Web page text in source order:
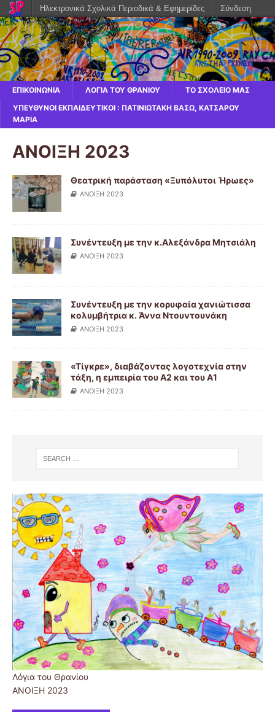
ΕΠΙΚΟΙΝΩΝΙΑ ΛΌΓΙΑ ΤΟΥ ΘΡΑΝΊΟΥ
ΤΟ ΣΧΟΛΕΙΟ ΜΑΣ
ΥΠΕΎΘΥΝΟΙ ΕΚΠΑΙΔΕΥΤΙΚΟΊ : ΠΑΤΙΝΙΩΤΆΚΗ ΒΆΣΩ, ΚΑΤΣΑΡΟΎ
ΜΑΡΊΑ
ΑΝΟΙΞΗ 2023
Θεατρική παράσταση «Ξυπόλυτοι Ήρωες»
ΑΝΟΙΞΗ 2023
Συνέντευξη με την κ.Αλεξάνδρα Μητσιάλη
ΑΝΟΙΞΗ 2023
Συνέντευξη με την κορυφαία χανιώτισσα
κολυμβήτρια κ. Άννα Ντουντουνάκη
ΑΝΟΙΞΗ 2023
«Τίγκρε», διαβάζοντας λογοτεχνία στην
τάξη, η εμπειρία του Α2 και του Α1
ΑΝΟΙΞΗ 2023
Λόγια του Θρανίου
ΑΝΟΙΞΗ 2023
Ηλεκτρονικά Σχολικά Περιοδικά & Εφημερίδες Σύνδεση